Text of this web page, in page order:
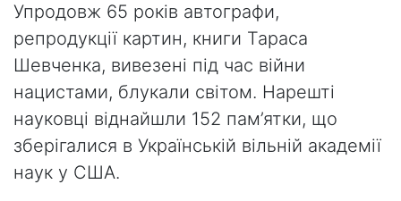
Упродовж 65 років автографи,
репродукції картин, книги Тараса
Шевченка, вивезені під час війни
нацистами, блукали світом. Нарешті
науковці віднайшли 152 пам’ятки, що
зберігалися в Українській вільній академії
наук у США.